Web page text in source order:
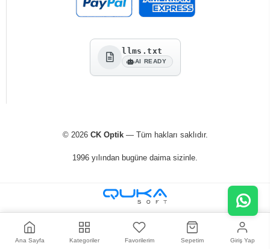
llms.txt
AI READY
© 2026 CK Optik— Tüm hakları saklıdır.
1996 yılından bugüne daima sizinle.
Ana Sayfa Kategoriler Favorilerim Sepetim Giriş Yap